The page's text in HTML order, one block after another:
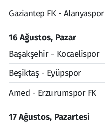
Gaziantep FK - Alanyaspor
16 Ağustos, Pazar
Başakşehir - Kocaelispor
Beşiktaş - Eyüpspor
Amed - Erzurumspor FK
17 Ağustos, Pazartesi